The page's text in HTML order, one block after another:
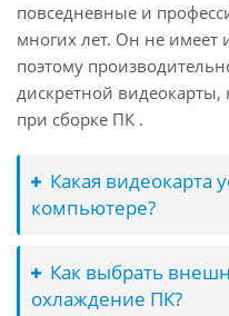
повседневные и
многих лет. Он не имеет
поэтому
дискретной видеокарты,
при сборке ПК .
Какая видеокарта
компьютере?
Как выбрать
охлаждение ПК?